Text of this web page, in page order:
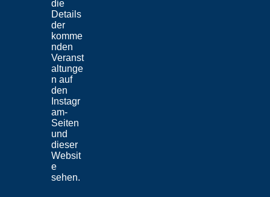
die
Details
der
komme
nden
Veranst
altunge
n auf
den
Instagr
am-
Seiten
und
dieser
Websit
e
sehen.